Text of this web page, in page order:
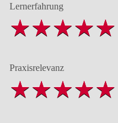
Lernerfahrung
Praxisrelevanz